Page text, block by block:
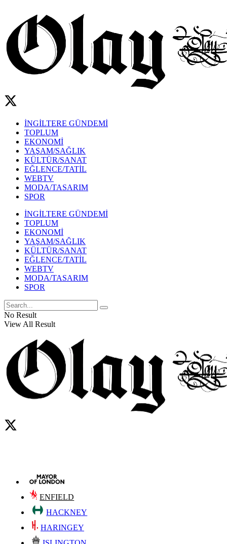
İNGİLTERE GÜNDEMİ
TOPLUM
EKONOMİ
YAŞAM/SAĞLIK
KÜLTÜR/SANAT
EĞLENCE/TATİL
WEBTV
MODA/TASARIM
SPOR
İNGİLTERE GÜNDEMİ
TOPLUM
EKONOMİ
YAŞAM/SAĞLIK
KÜLTÜR/SANAT
EĞLENCE/TATİL
WEBTV
MODA/TASARIM
SPOR
No Result
View All Result
ENFIELD
HACKNEY
HARINGEY